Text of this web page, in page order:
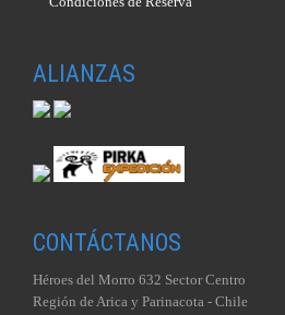
ALIANZAS
CONTÁCTANOS
Héroes del Morro 632 Sector Centro
Región de Arica y Parinacota - Chile